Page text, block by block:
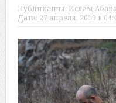
Публикация: Ислам
Дата: 27 апреля, 2019 в